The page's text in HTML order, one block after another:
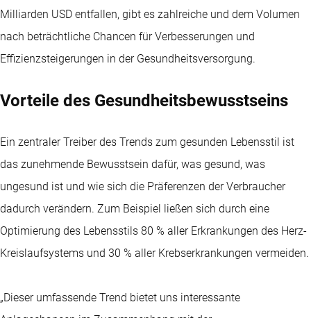
Milliarden USD entfallen, gibt es zahlreiche und dem Volumen
nach beträchtliche Chancen für Verbesserungen und
Effizienzsteigerungen in der Gesundheitsversorgung.
Vorteile des Gesundheitsbewusstseins
Ein zentraler Treiber des Trends zum gesunden Lebensstil ist
das zunehmende Bewusstsein dafür, was gesund, was
ungesund ist und wie sich die Präferenzen der Verbraucher
dadurch verändern. Zum Beispiel ließen sich durch eine
Optimierung des Lebensstils 80 % aller Erkrankungen des Herz-
Kreislaufsystems und 30 % aller Krebserkrankungen vermeiden.
„Dieser umfassende Trend bietet uns interessante